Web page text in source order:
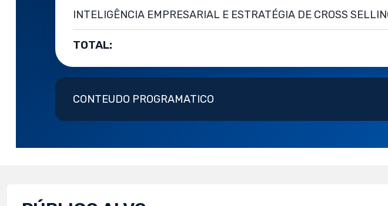
INTELIGÊNCIA EMPRESARIAL E ESTRATÉGIA DE CROSS
TOTAL:
CONTEUDO PROGRAMATICO